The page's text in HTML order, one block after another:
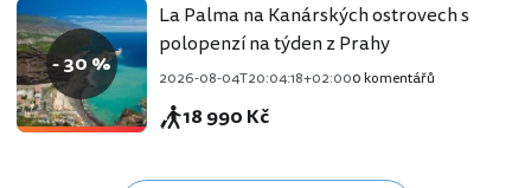
- 30 %
La Palma na Kanárských ostrovech s
polopenzí na týden z Prahy
2026-08-04T20:04:18+02:000 komentářů
18 990 Kč